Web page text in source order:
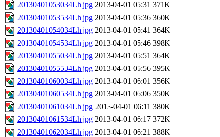
20130401053034Lh.jpg 2013-04-01 05:31 371K
20130401053534Lh.jpg 2013-04-01 05:36 360K
20130401054034Lh.jpg 2013-04-01 05:41 364K
20130401054534Lh.jpg 2013-04-01 05:46 398K
20130401055034Lh.jpg 2013-04-01 05:51 364K
20130401055534Lh.jpg 2013-04-01 05:56 395K
20130401060034Lh.jpg 2013-04-01 06:01 356K
20130401060534Lh.jpg 2013-04-01 06:06 350K
20130401061034Lh.jpg 2013-04-01 06:11 380K
20130401061534Lh.jpg 2013-04-01 06:17 372K
20130401062034Lh.jpg 2013-04-01 06:21 388K